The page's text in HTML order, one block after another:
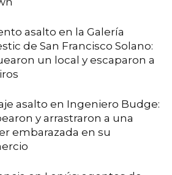
asalto en la Galería
de San Francisco Solano:
un local y escaparon a
asalto en Ingeniero Budge:
y arrastraron a una
embarazada en su